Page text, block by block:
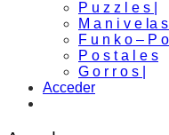
P u z z l e s |
M a n i v e la s |
F u n k o – P o
P o s t a l e s
G o r r o s |
Acceder